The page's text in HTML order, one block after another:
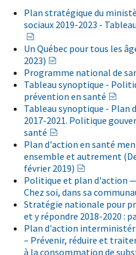
Plan stratégique du
sociaux 2019-2023 -
Un Québec pour tous les
2023)
Programme national de
Tableau synoptique -
prévention en santé
Tableau synoptique -
2017-2021. Politique
santé
Plan d'action en santé
ensemble et autrement
février 2019)
Politique et plan d'action
Chez soi, dans sa
Stratégie nationale pour
et y répondre 2018-2020 :
Plan d'action
– Prévenir, réduire et
à la consommation de